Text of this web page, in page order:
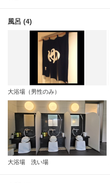
風呂 (4)
大浴場（男性のみ）
大浴場 洗い場